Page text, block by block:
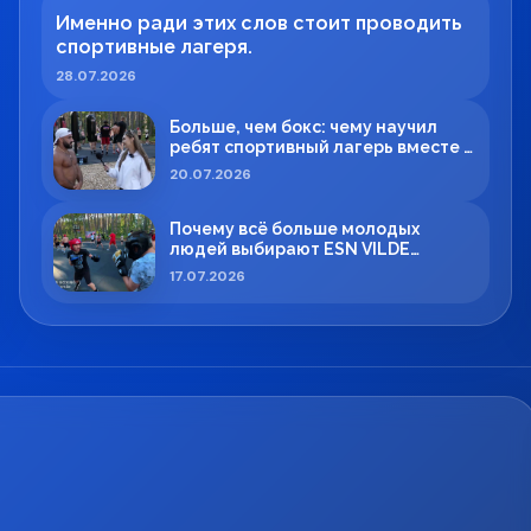
Именно ради этих слов стоит проводить
спортивные лагеря.
28.07.2026
Больше, чем бокс: чему научил
ребят спортивный лагерь вместе с
Максимом Вильде
20.07.2026
Почему всё больше молодых
людей выбирают ESN VILDE
BOXING в Силламяэ?
17.07.2026